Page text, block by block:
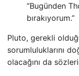
“Bugünden
bırakıyorum.”
Pluto, gerekli
sorumluluklarını
olacağını da